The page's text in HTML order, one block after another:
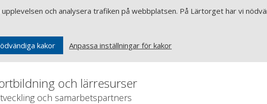
och analysera trafiken på webbplatsen. På Lärtorget har vi
kakor Anpassa inställningar för kakor
och lärresurser
och samarbetspartners